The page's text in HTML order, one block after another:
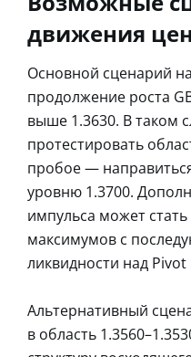
движения
Основной сценарий
продолжение роста
выше 1.3630. В таком
протестировать
пробое —
уровню 1.3700.
импульса может
максимумов с
ликвидности над Pivot
Альтернативный
в область